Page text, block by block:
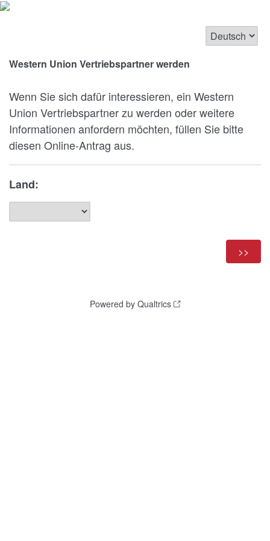
Western Union Vertriebspartner werden
Wenn Sie sich dafür interessieren, ein Western
Union Vertriebspartner zu werden oder weitere
Informationen anfordern möchten, füllen Sie bitte
diesen Online-Antrag aus.
Land:
Powered by Qualtrics